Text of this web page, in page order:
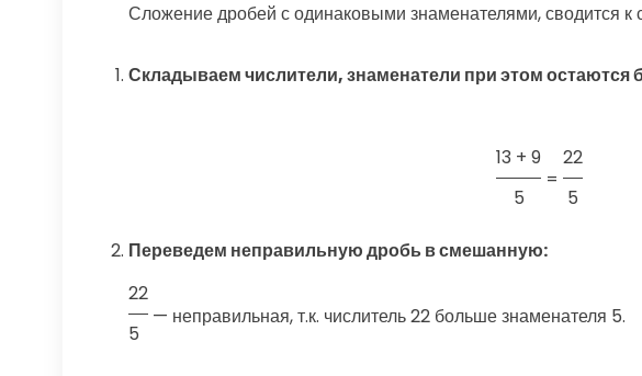
Сложение дробей с одинаковыми знаменателями, сводится к
Складываем числители, знаменатели при этом остаются
13 + 9
5
=
22
5
Переведем неправильную дробь в смешанную:
22
5
— неправильная, т.к. числитель 22 больше знаменателя 5.